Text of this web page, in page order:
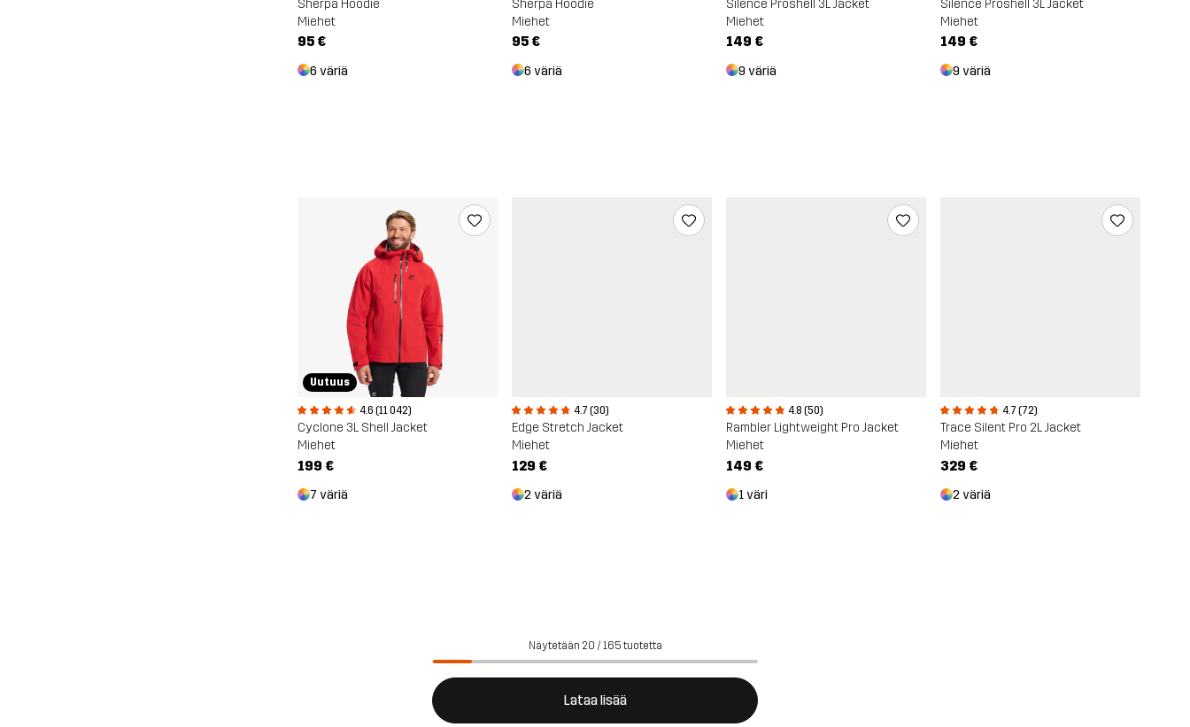
Sherpa Hoodie
Miehet
95 €
6 väriä
Sherpa Hoodie
Miehet
95 €
6 väriä
Silence Proshell 3L Jacket
Miehet
149 €
9 väriä
Silence Proshell 3L Jacket
Miehet
149 €
9 väriä
Uutuus
4.6 (11 042)
Cyclone 3L Shell Jacket
Miehet
199 €
7 väriä
4.7 (30)
Edge Stretch Jacket
Miehet
129 €
2 väriä
4.8 (50)
Rambler Lightweight Pro Jacket
Miehet
149 €
1 väri
4.7 (72)
Trace Silent Pro 2L Jacket
Miehet
329 €
2 väriä
Näytetään 20 / 165 tuotetta
Lataa lisää